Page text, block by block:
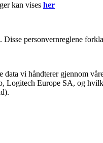
kan vises her
personvernreglene
vi håndterer gjennom
Logitech Europe SA, og